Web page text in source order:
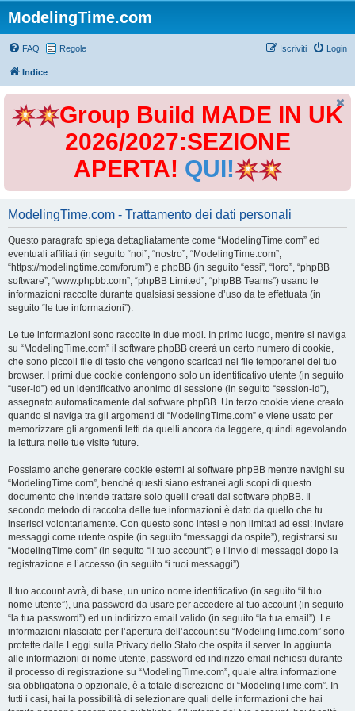
ModelingTime.com
FAQ Regole Login
Iscriviti
Indice
Group Build MADE IN UK
2026/2027:SEZIONE
APERTA! QUI!
ModelingTime.com - Trattamento dei dati personali
Questo paragrafo spiega dettagliatamente come “ModelingTime.com” ed
eventuali affiliati (in seguito “noi”, “nostro”, “ModelingTime.com”,
“https://modelingtime.com/forum”) e phpBB (in seguito “essi”, “loro”, “phpBB
software”, “www.phpbb.com”, “phpBB Limited”, “phpBB Teams”) usano le
informazioni raccolte durante qualsiasi sessione d’uso da te effettuata (in
seguito “le tue informazioni”).
Le tue informazioni sono raccolte in due modi. In primo luogo, mentre si naviga
su “ModelingTime.com” il software phpBB creerà un certo numero di cookie,
che sono piccoli file di testo che vengono scaricati nei file temporanei del tuo
browser. I primi due cookie contengono solo un identificativo utente (in seguito
“user-id”) ed un identificativo anonimo di sessione (in seguito “session-id”),
assegnato automaticamente dal software phpBB. Un terzo cookie viene creato
quando si naviga tra gli argomenti di “ModelingTime.com” e viene usato per
memorizzare gli argomenti letti da quelli ancora da leggere, quindi agevolando
la lettura nelle tue visite future.
Possiamo anche generare cookie esterni al software phpBB mentre navighi su
“ModelingTime.com”, benché questi siano estranei agli scopi di questo
documento che intende trattare solo quelli creati dal software phpBB. Il
secondo metodo di raccolta delle tue informazioni è dato da quello che tu
inserisci volontariamente. Con questo sono intesi e non limitati ad essi: inviare
messaggi come utente ospite (in seguito “messaggi da ospite”), registrarsi su
“ModelingTime.com” (in seguito “il tuo account”) e l’invio di messaggi dopo la
registrazione e l’accesso (in seguito “i tuoi messaggi”).
Il tuo account avrà, di base, un unico nome identificativo (in seguito “il tuo
nome utente”), una password da usare per accedere al tuo account (in seguito
“la tua password”) ed un indirizzo email valido (in seguito “la tua email”). Le
informazioni rilasciate per l’apertura dell’account su “ModelingTime.com” sono
protette dalle Leggi sulla Privacy dello Stato che ospita il server. In aggiunta
alle informazioni di nome utente, password ed indirizzo email richiesti durante
il processo di registrazione su “ModelingTime.com”, quale altra informazione
sia obbligatoria o opzionale, è a totale discrezione di “ModelingTime.com”. In
tutti i casi, hai la possibilità di selezionare quali delle informazioni che hai